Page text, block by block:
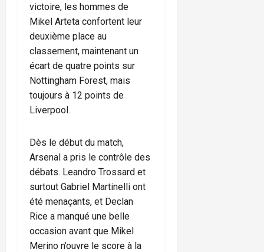
victoire, les hommes de
Mikel Arteta confortent leur
deuxième place au
classement, maintenant un
écart de quatre points sur
Nottingham Forest, mais
toujours à 12 points de
Liverpool.
Dès le début du match,
Arsenal a pris le contrôle des
débats. Leandro Trossard et
surtout Gabriel Martinelli ont
été menaçants, et Declan
Rice a manqué une belle
occasion avant que Mikel
Merino n’ouvre le score à la